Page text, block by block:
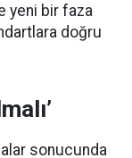
yeni bir faza
doğru
sonucunda